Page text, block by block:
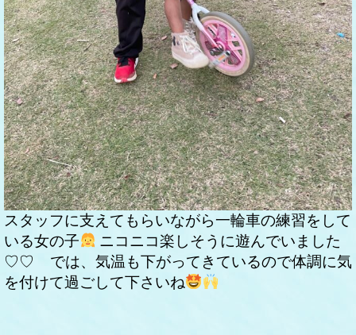
スタッフに支えてもらいながら一輪車の練習をして
いる女の子
ニコニコ楽しそうに遊んでいました
♡♡
では、気温も下がってきているので体調に気
を付けて過ごして下さいね